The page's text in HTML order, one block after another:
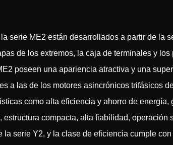
serie ME2 están desarrollados a partir de la
de los extremos, la caja de terminales y los
poseen una apariencia atractiva y una
a las de los motores asincrónicos trifásicos
como alta eficiencia y ahorro de energía,
compacta, alta fiabilidad, operación
serie Y2, y la clase de eficiencia cumple